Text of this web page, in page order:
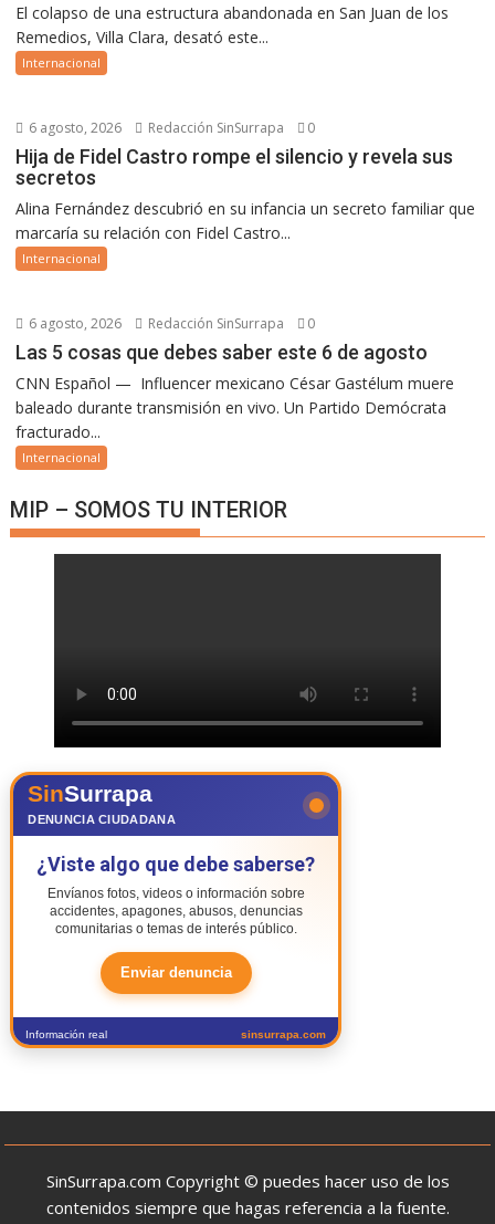
El colapso de una estructura abandonada en San Juan de los
Remedios, Villa Clara, desató este...
Internacional
6 agosto, 2026 Redacción SinSurrapa 0
Hija de Fidel Castro rompe el silencio y revela sus
secretos
Alina Fernández descubrió en su infancia un secreto familiar que
marcaría su relación con Fidel Castro...
Internacional
6 agosto, 2026 Redacción SinSurrapa 0
Las 5 cosas que debes saber este 6 de agosto
CNN Español — Influencer mexicano César Gastélum muere
baleado durante transmisión en vivo. Un Partido Demócrata
fracturado...
Internacional
MIP – SOMOS TU INTERIOR
SinSurrapa
DENUNCIA CIUDADANA
¿Viste algo que debe saberse?
Envíanos fotos, videos o información sobre
accidentes, apagones, abusos, denuncias
comunitarias o temas de interés público.
Enviar denuncia
Información real sinsurrapa.com
SinSurrapa.com Copyright © puedes hacer uso de los
contenidos siempre que hagas referencia a la fuente.